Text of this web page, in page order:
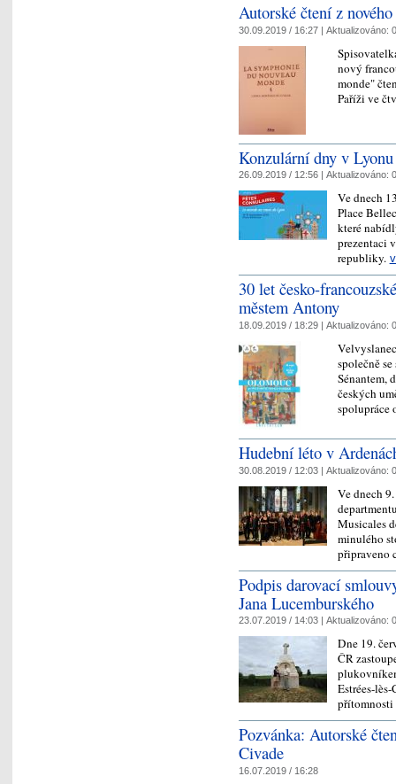
Autorské čtení z
30.09.2019 / 16:27 | Aktualizováno:
nový
monde"
Paříži ve
Konzulární dny v
26.09.2019 / 12:56 | Aktualizováno:
Ve dnech
Place
které
prezentaci
republiky.
30 let česko-
městem Antony
18.09.2019 / 18:29 | Aktualizováno:
společně
Sénantem,
českých
spolupráce
Hudební léto v
30.08.2019 / 12:03 | Aktualizováno:
Ve dnech
Musicales
minulého
připraveno
Podpis darovací
Jana Lucemburského
23.07.2019 / 14:03 | Aktualizováno:
Dne 19.
ČR
Estrées-
Pozvánka: Autorské
Civade
16.07.2019 / 16:28